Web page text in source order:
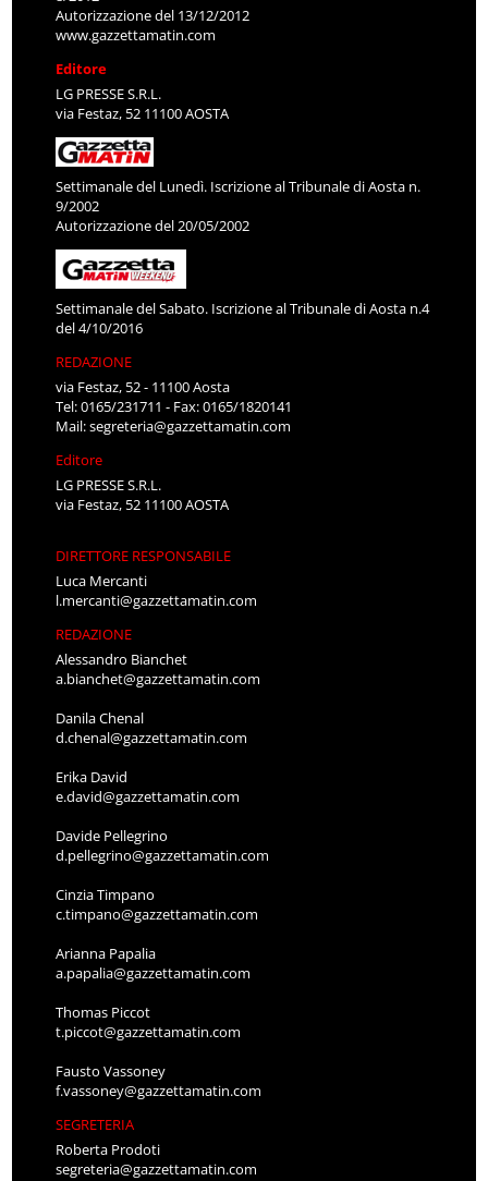
Autorizzazione del 13/12/2012
www.gazzettamatin.com
Editore
LG PRESSE S.R.L.
via Festaz, 52 11100 AOSTA
Settimanale del Lunedì. Iscrizione al Tribunale di Aosta n.
9/2002
Autorizzazione del 20/05/2002
Settimanale del Sabato. Iscrizione al Tribunale di Aosta n.4
del 4/10/2016
REDAZIONE
via Festaz, 52 - 11100 Aosta
Tel: 0165/231711 - Fax: 0165/1820141
Mail:segreteria@gazzettamatin.com
Editore
LG PRESSE S.R.L.
via Festaz, 52 11100 AOSTA
DIRETTORE RESPONSABILE
Luca Mercanti
l.mercanti@gazzettamatin.com
REDAZIONE
Alessandro Bianchet
a.bianchet@gazzettamatin.com
Danila Chenal
d.chenal@gazzettamatin.com
Erika David
e.david@gazzettamatin.com
Davide Pellegrino
d.pellegrino@gazzettamatin.com
Cinzia Timpano
c.timpano@gazzettamatin.com
Arianna Papalia
a.papalia@gazzettamatin.com
Thomas Piccot
t.piccot@gazzettamatin.com
Fausto Vassoney
f.vassoney@gazzettamatin.com
SEGRETERIA
Roberta Prodoti
segreteria@gazzettamatin.com